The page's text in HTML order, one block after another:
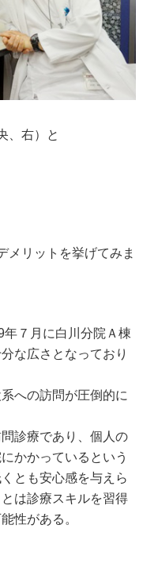
、右）と
リットを挙げてみま
年７月に白川分院Ａ棟
な広さとなっており
への訪問が圧倒的に
診療であり、個人の
かかっているという
とも安心感を与えら
は診療スキルを習得
性がある。